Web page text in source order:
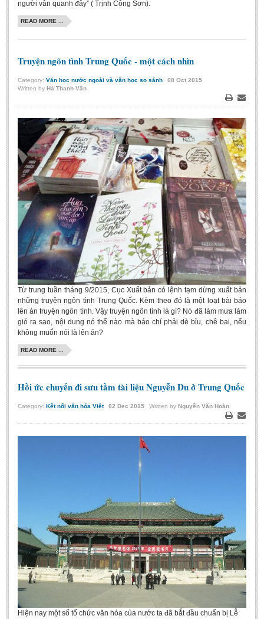
người vẫn quanh đây” ( Trịnh Công Sơn).
READ MORE ...
Truyện ngôn tình Trung Quốc - một cách nhìn
Category: Văn học nước ngoài và văn học so sánh 08 Oct 2015
Written by Hà Thanh Vân
PrintEmail
Từ trung tuần tháng 9/2015, Cục Xuất bản có lệnh tạm dừng xuất bản
những truyện ngôn tình Trung Quốc. Kèm theo đó là một loạt bài báo
lên án truyện ngôn tình. Vậy truyện ngôn tình là gì? Nó đã làm mưa làm
gió ra sao, nội dung nó thế nào mà báo chí phải dè bỉu, chê bai, nếu
không muốn nói là lên án?
READ MORE ...
Hồi ức chuyến đi sưu tầm tài liệu Nguyễn Du ở Trung Quốc
Category: Kết nối văn hóa Việt 02 Dec 2015 Written by Nguyễn Văn Hoàn
PrintEmail
Hiện nay một số tổ chức văn hóa của nước ta đã bắt đầu chuẩn bị Lễ